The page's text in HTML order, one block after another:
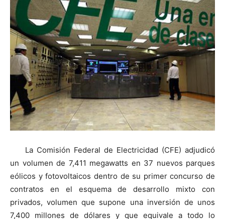
La Comisión Federal de Electricidad (CFE) adjudicó
un volumen de 7,411 megawatts en 37 nuevos parques
eólicos y fotovoltaicos dentro de su primer concurso de
contratos en el esquema de desarrollo mixto con
privados, volumen que supone una inversión de unos
7,400 millones de dólares y que equivale a todo lo